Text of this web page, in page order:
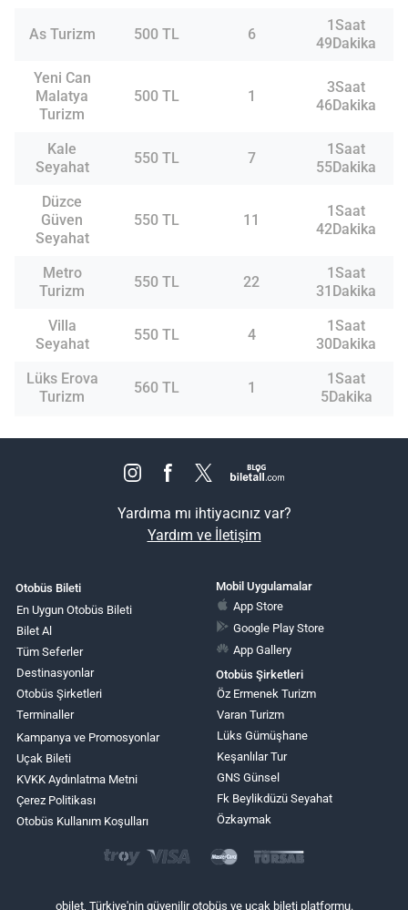
As Turizm 500 TL 6
1Saat
49Dakika
Yeni Can
Malatya
Turizm
500 TL 1
3Saat
46Dakika
Kale
Seyahat
550 TL 7
1Saat
55Dakika
Düzce
Güven
Seyahat
550 TL 11
1Saat
42Dakika
Metro
Turizm
550 TL 22
1Saat
31Dakika
Villa
Seyahat
550 TL 4
1Saat
30Dakika
Lüks Erova
Turizm
560 TL 1
1Saat
5Dakika
Yardıma mı ihtiyacınız var?
Yardım ve İletişim
Otobüs Bileti
En Uygun Otobüs Bileti
Bilet Al
Tüm Seferler
Destinasyonlar
Otobüs Şirketleri
Terminaller
Kampanya ve Promosyonlar
Uçak Bileti
KVKK Aydınlatma Metni
Çerez Politikası
Otobüs Kullanım Koşulları
Mobil Uygulamalar
App Store
Google Play Store
App Gallery
Otobüs Şirketleri
Öz Ermenek Turizm
Varan Turizm
Lüks Gümüşhane
Keşanlılar Tur
GNS Günsel
Fk Beylikdüzü Seyahat
Özkaymak
obilet, Türkiye'nin güvenilir otobüs ve uçak bileti platformu.